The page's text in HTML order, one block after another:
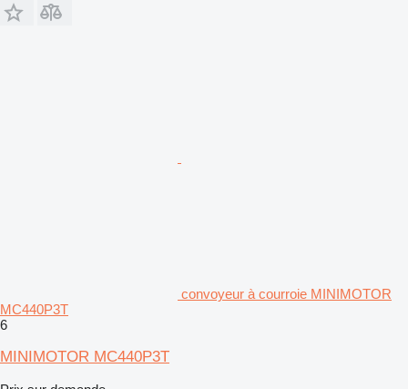
convoyeur à courroie MINIMOTOR
MC440P3T
6
MINIMOTOR MC440P3T